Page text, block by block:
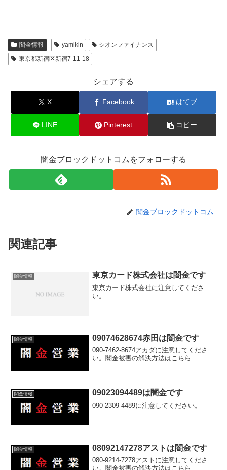
闇金情報 yamikin
シオンファイナンス
東京都新宿区新宿7-11-18
シェアする
X Facebook はてブ
LINE Pinterest コピー
闇金ブロックドットコムをフォローする
闇金ブロックドットコム
関連記事
闇金情報 東京カード株式会社は闇金です
東京カード株式会社に注意してくださ
い。
闇金情報 09074628674赤田は闇金です
090-7462-8674アカダに注意してくださ
い。闇金被害の解決方法はこちら
闇金情報 09023094489は闇金です
090-2309-4489に注意してください。
闇金情報 08092147278アストは闇金です
080-9214-7278アストに注意してくださ
い。闇金被害の解決方法はこちら